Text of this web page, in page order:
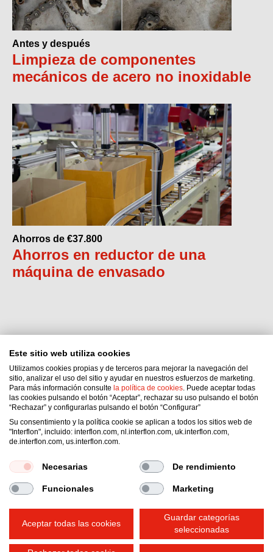
Antes y después
Limpieza de componentes
mecánicos de acero no inoxidable
Ahorros de €37.800
Ahorros en reductor de una
máquina de envasado
Interflon Colombia S.A.S.
Cra 90ª 44B 12 of 202
Medellín,ANT
Colombia
Email: jclondono@interflon.com
Condiciones generales de venta
Declaración de privacidad
Impressum
Política de cookies
Este sitio web utiliza cookies
Utilizamos cookies propias y de terceros para mejorar la navegación del
sitio, analizar el uso del sitio y ayudar en nuestros esfuerzos de marketing.
Para más información consulte la política de cookies. Puede aceptar todas
las cookies pulsando el botón “Aceptar”, rechazar su uso pulsando el botón
“Rechazar” y configurarlas pulsando el botón “Configurar”
Su consentimiento y la política cookie se aplican a todos los sitios web de
"Interflon", incluido: interflon.com, nl.interflon.com, uk.interflon.com,
de.interflon.com, us.interflon.com.
Necesarias De rendimiento
Funcionales Marketing
Aceptar todas las cookies
Guardar categorías
seleccionadas